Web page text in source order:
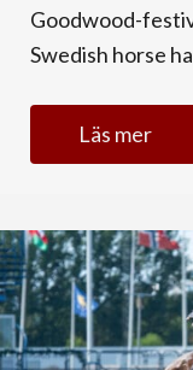
Goodwood-
Swedish horse
Läs mer